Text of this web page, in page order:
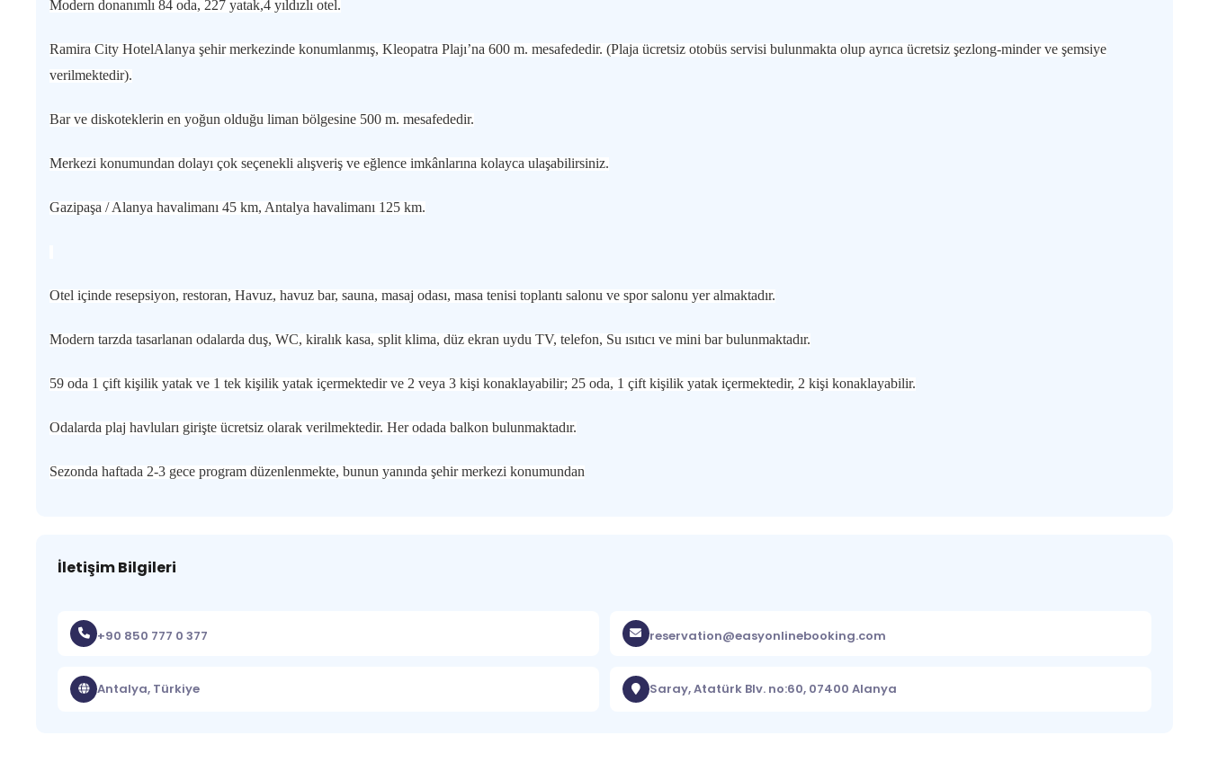
Modern donanımlı 84 oda, 227 yatak,4 yıldızlı otel.
Ramira City HotelAlanya şehir merkezinde konumlanmış, Kleopatra Plajı’na 600 m. mesafededir. (Plaja ücretsiz otobüs servisi bulunmakta olup ayrıca ücretsiz şezlong-minder ve şemsiye
verilmektedir).
Bar ve diskoteklerin en yoğun olduğu liman bölgesine 500 m. mesafededir.
Merkezi konumundan dolayı çok seçenekli alışveriş ve eğlence imkânlarına kolayca ulaşabilirsiniz.
Gazipaşa / Alanya havalimanı 45 km, Antalya havalimanı 125 km.
Otel içinde resepsiyon, restoran, Havuz, havuz bar, sauna, masaj odası, masa tenisi toplantı salonu ve spor salonu yer almaktadır.
Modern tarzda tasarlanan odalarda duş, WC, kiralık kasa, split klima, düz ekran uydu TV, telefon, Su ısıtıcı ve mini bar bulunmaktadır.
59 oda 1 çift kişilik yatak ve 1 tek kişilik yatak içermektedir ve 2 veya 3 kişi konaklayabilir; 25 oda, 1 çift kişilik yatak içermektedir, 2 kişi konaklayabilir.
Odalarda plaj havluları girişte ücretsiz olarak verilmektedir. Her odada balkon bulunmaktadır.
Sezonda haftada 2-3 gece program düzenlenmekte, bunun yanında şehir merkezi konumundan
İletişim Bilgileri
+90 850 777 0 377 reservation@easyonlinebooking.com
Antalya, Türkiye Saray, Atatürk Blv. no:60, 07400 Alanya